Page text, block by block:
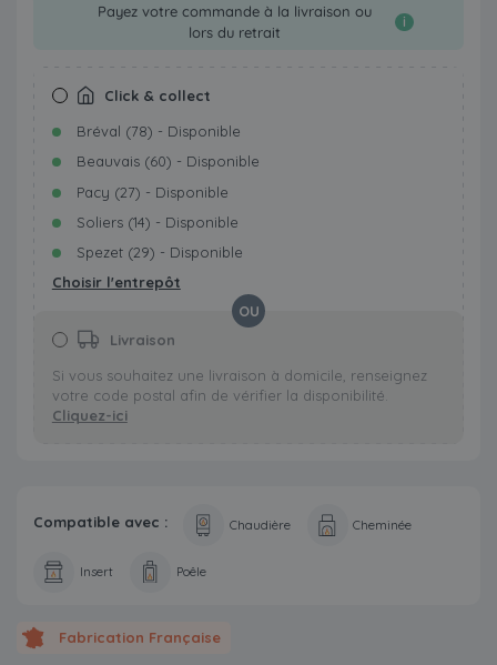
Payez votre commande à la livraison ou
lors du retrait
i
Click & collect
Bréval (78) - Disponible
Beauvais (60) - Disponible
Pacy (27) - Disponible
Soliers (14) - Disponible
Spezet (29) - Disponible
Choisir l'entrepôt
OU
Livraison
Si vous souhaitez une livraison à domicile, renseignez
votre code postal afin de vérifier la disponibilité.
Cliquez-ici
Compatible avec : Chaudière Cheminée
Insert Poêle
Fabrication Française